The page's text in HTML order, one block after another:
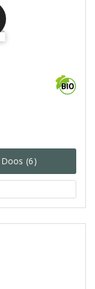
Doos (6)